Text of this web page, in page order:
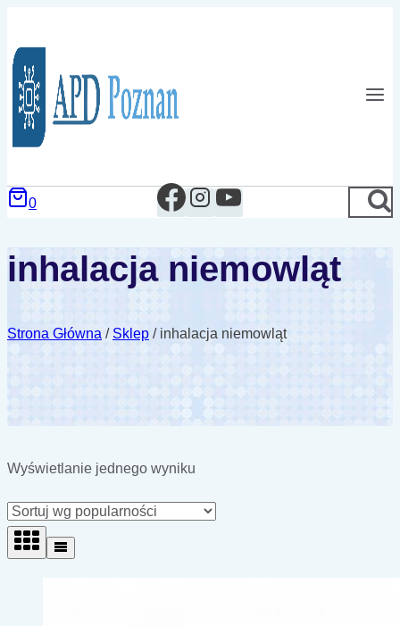
do
treści
0
inhalacja niemowląt
Strona Główna / Sklep / inhalacja niemowląt
Wyświetlanie jednego wyniku